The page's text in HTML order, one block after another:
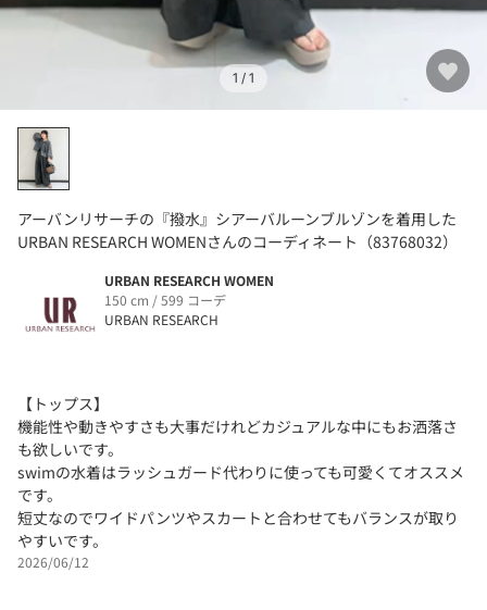
1 / 1
アーバンリサーチの『撥水』シアーバルーンブルゾンを着用した
URBAN RESEARCH WOMENさんのコーディネート（83768032）
URBAN RESEARCH WOMEN
150 cm / 599 コーデ
URBAN RESEARCH
【トップス】
機能性や動きやすさも大事だけれどカジュアルな中にもお洒落さ
も欲しいです。
swimの水着はラッシュガード代わりに使っても可愛くてオススメ
です。
短丈なのでワイドパンツやスカートと合わせてもバランスが取り
やすいです。
2026/06/12